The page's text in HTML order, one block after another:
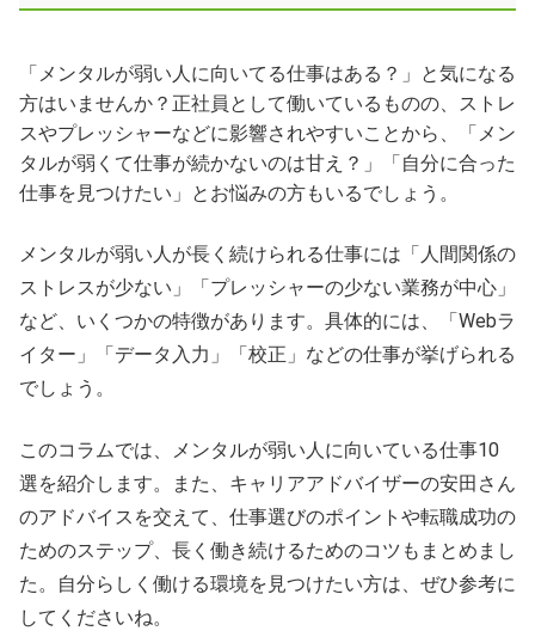
「メンタルが弱い人に向いてる仕事はある？」と気になる
方はいませんか？正社員として働いているものの、ストレ
スやプレッシャーなどに影響されやすいことから、「メン
タルが弱くて仕事が続かないのは甘え？」「自分に合った
仕事を見つけたい」とお悩みの方もいるでしょう。
メンタルが弱い人が長く続けられる仕事には「人間関係の
ストレスが少ない」「プレッシャーの少ない業務が中心」
など、いくつかの特徴があります。具体的には、「Webラ
イター」「データ入力」「校正」などの仕事が挙げられる
でしょう。
このコラムでは、メンタルが弱い人に向いている仕事10
選を紹介します。また、キャリアアドバイザーの安田さん
のアドバイスを交えて、仕事選びのポイントや転職成功の
ためのステップ、長く働き続けるためのコツもまとめまし
た。自分らしく働ける環境を見つけたい方は、ぜひ参考に
してくださいね。